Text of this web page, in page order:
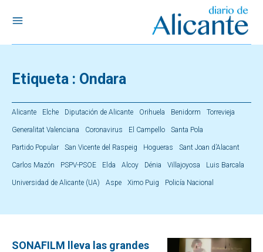
Etiqueta : Ondara
Alicante Elche Diputación de Alicante Orihuela Benidorm Torrevieja
Generalitat Valenciana Coronavirus El Campello Santa Pola
Partido Popular San Vicente del Raspeig Hogueras Sant Joan d’Alacant
Carlos Mazón PSPV-PSOE Elda Alcoy Dénia Villajoyosa Luis Barcala
Universidad de Alicante (UA) Aspe Ximo Puig Policía Nacional
SONAFILM lleva las grandes